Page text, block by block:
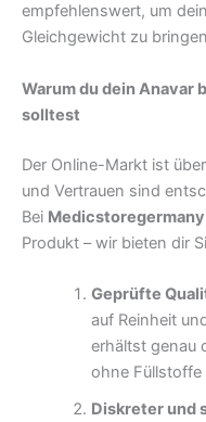
empfehlenswert, um
Gleichgewicht zu
Warum du dein Anavar
solltest
Der Online-Markt ist
und Vertrauen sind
Bei
Produkt – wir bieten dir
Geprüfte
auf Reinheit
erhältst genau
ohne Füllstoffe
Diskreter und